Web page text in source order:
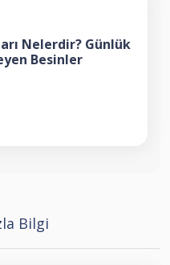
Nelerdir? Günlük
Besinler
Bilgi